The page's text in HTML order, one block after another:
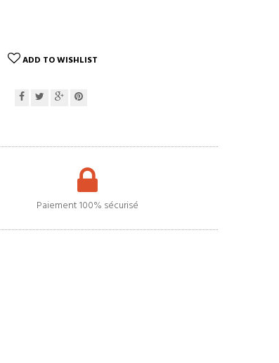
ADD TO WISHLIST
Paiement 100% sécurisé